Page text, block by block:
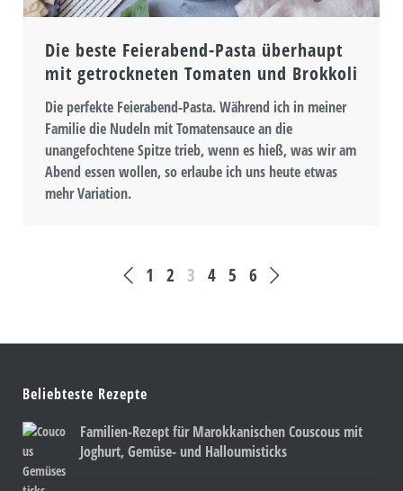
Die beste Feierabend-Pasta überhaupt
mit getrockneten Tomaten und Brokkoli
Die perfekte Feierabend-Pasta. Während ich in meiner
Familie die Nudeln mit Tomatensauce an die
unangefochtene Spitze trieb, wenn es hieß, was wir am
Abend essen wollen, so erlaube ich uns heute etwas
mehr Variation.
1 2 3 4 5 6
Beliebteste Rezepte
Familien-Rezept für Marokkanischen Couscous mit
Joghurt, Gemüse- und Halloumisticks